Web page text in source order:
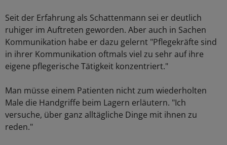
Seit der Erfahrung als Schattenmann sei er deutlich
ruhiger im Auftreten geworden. Aber auch in Sachen
Kommunikation habe er dazu gelernt "Pflegekräfte sind
in ihrer Kommunikation oftmals viel zu sehr auf ihre
eigene pflegerische Tätigkeit konzentriert."
Man müsse einem Patienten nicht zum wiederholten
Male die Handgriffe beim Lagern erläutern. "Ich
versuche, über ganz alltägliche Dinge mit ihnen zu
reden."